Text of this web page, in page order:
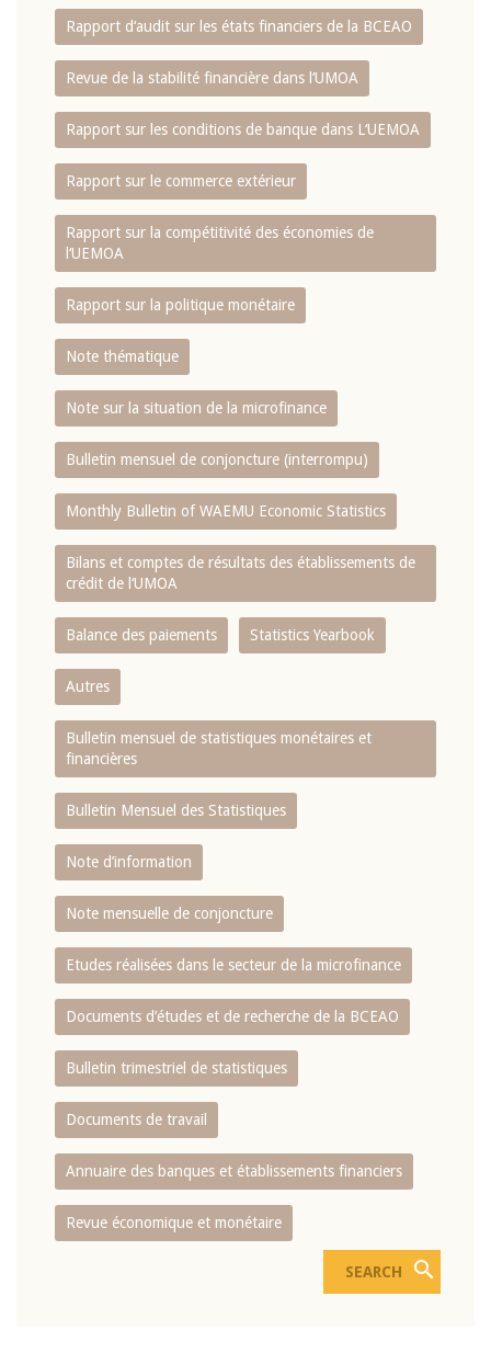
Rapport d‘audit sur les états financiers de la BCEAO
Revue de la stabilité financière dans l‘UMOA
Rapport sur les conditions de banque dans L‘UEMOA
Rapport sur le commerce extérieur
Rapport sur la compétitivité des économies de
l‘UEMOA
Rapport sur la politique monétaire
Note thématique
Note sur la situation de la microfinance
Bulletin mensuel de conjoncture (interrompu)
Monthly Bulletin of WAEMU Economic Statistics
Bilans et comptes de résultats des établissements de
crédit de l‘UMOA
Balance des paiements Statistics Yearbook
Autres
Bulletin mensuel de statistiques monétaires et
financières
Bulletin Mensuel des Statistiques
Note d’information
Note mensuelle de conjoncture
Etudes réalisées dans le secteur de la microfinance
Documents d’études et de recherche de la BCEAO
Bulletin trimestriel de statistiques
Documents de travail
Annuaire des banques et établissements financiers
Revue économique et monétaire